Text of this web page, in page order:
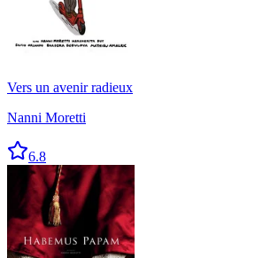
Vers un avenir radieux
Nanni Moretti
6.8